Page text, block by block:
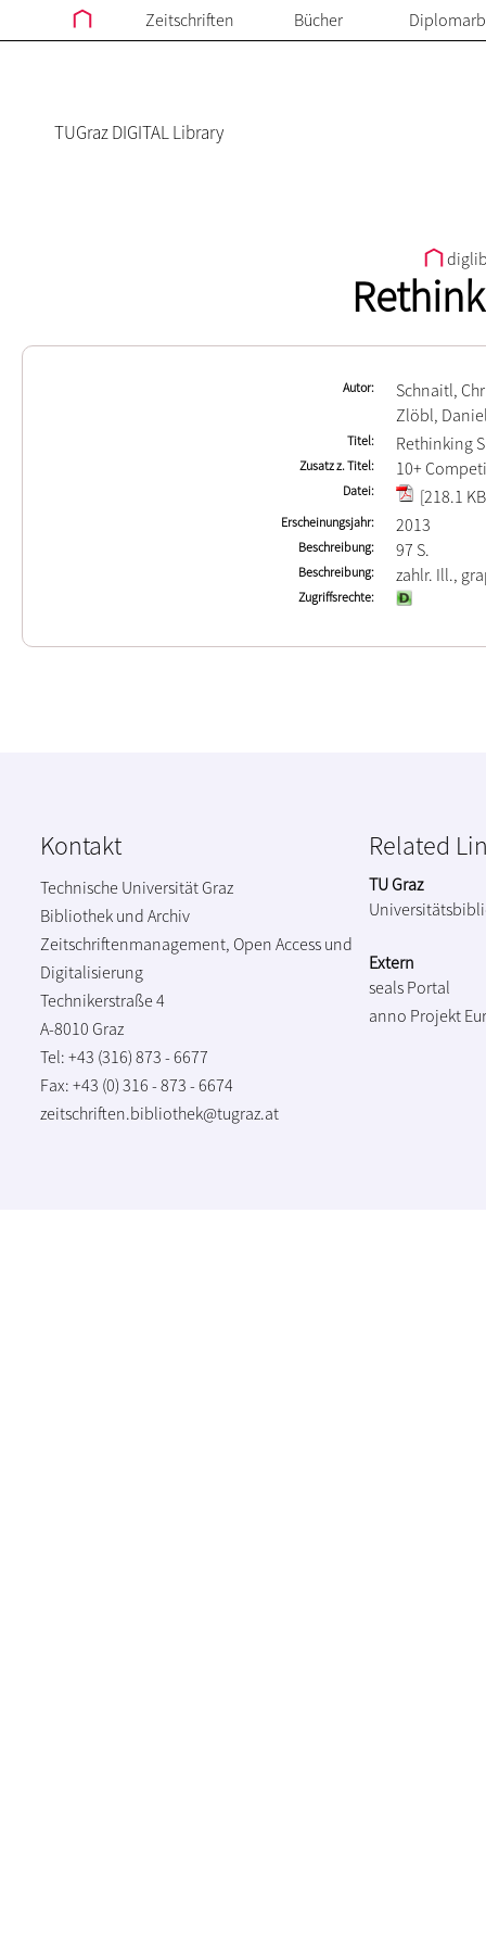
Zeitschriften Bücher
TUGraz DIGITAL Library
Autor
Schnaitl,
Zlöbl,
Titel Rethinking
Zusatz z. Titel 10+
Datei [218.1
Erscheinungsjahr 2013
Beschreibung 97 S.
Beschreibung zahlr. Ill.,
Zugriffsrechte
Kontakt
Technische Universität Graz
Bibliothek und Archiv
Zeitschriftenmanagement, Open Access und
Digitalisierung
Technikerstraße 4
A-8010 Graz
Tel: +43 (316) 873 - 6677
Fax: +43 (0) 316 - 873 - 6674
zeitschriften.bibliothek@tugraz.at
Related
TU Graz
Extern
seals Portal
anno Projekt